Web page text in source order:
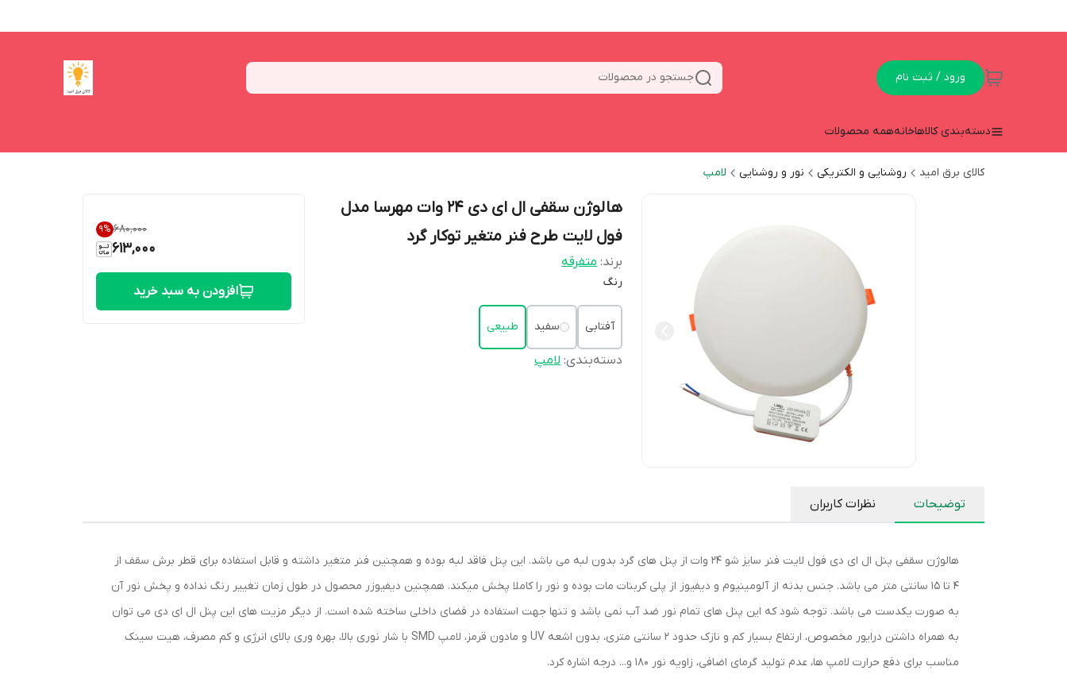
ورود / ثبت نام جستجو در محصولات
دسته‌بندی کالاهاخانههمه محصولات
کالای برق امید روشنایی و الکتریکی نور و روشنایی لامپ
هالوژن سقفی ال ای دی 24 وات مهرسا مدل
فول لایت طرح فنر متغیر توکار گرد
برند: متفرقه
رنگ
آفتابی سفید طبیعی
دسته‌بندی:لامپ
۶۸۰٬۰۰۰ 9%
613,000
افزودن به سبد خرید
توضیحات نظرات کاربران
هالوژن سقفی پنل ال ای دی فول لایت فنر سایز شو 24 وات از پنل های گرد بدون لبه می باشد. این پنل فاقد لبه بوده و همچنین فنر متغیر داشته و قابل استفاده برای قطر برش سقف از
4 تا 15 سانتی متر می باشد. جنس بدنه از آلومینیوم و دیفیوز از پلی کربنات مات بوده و نور را کاملا پخش میکند. همچنین دیفیوزر محصول در طول زمان تغییر رنگ نداده و پخش نور آن
به صورت یکدست می باشد. توجه شود که این پنل های تمام نور ضد آب نمی باشد و تنها جهت استفاده در فضای داخلی ساخته شده است. از دیگر مزیت های این پنل ال ای دی می توان
به همراه داشتن درایور مخصوص، ارتفاع بسیار کم و نازک حدود 2 سانتی متری، بدون اشعه UV و مادون قرمز، لامپ SMD با شار نوری بالا، بهره وری بالای انرژی و کم مصرف، هیت سینک
مناسب برای دفع حرارت لامپ ها، عدم تولید گرمای اضافی، زاویه نور 180 و... درجه اشاره کرد.